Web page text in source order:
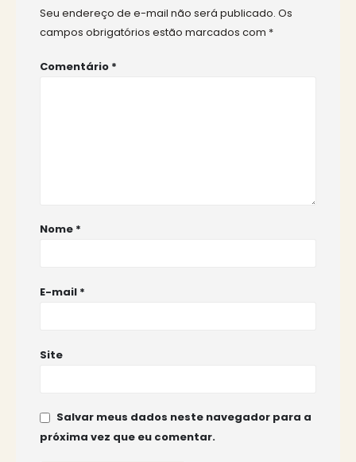
Seu endereço de e-mail não será publicado. Os
campos obrigatórios estão marcados com *
Comentário *
Nome *
E-mail *
Site
Salvar meus dados neste navegador para a
próxima vez que eu comentar.